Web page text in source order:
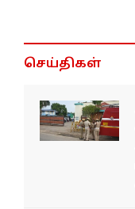
செய்திகள்